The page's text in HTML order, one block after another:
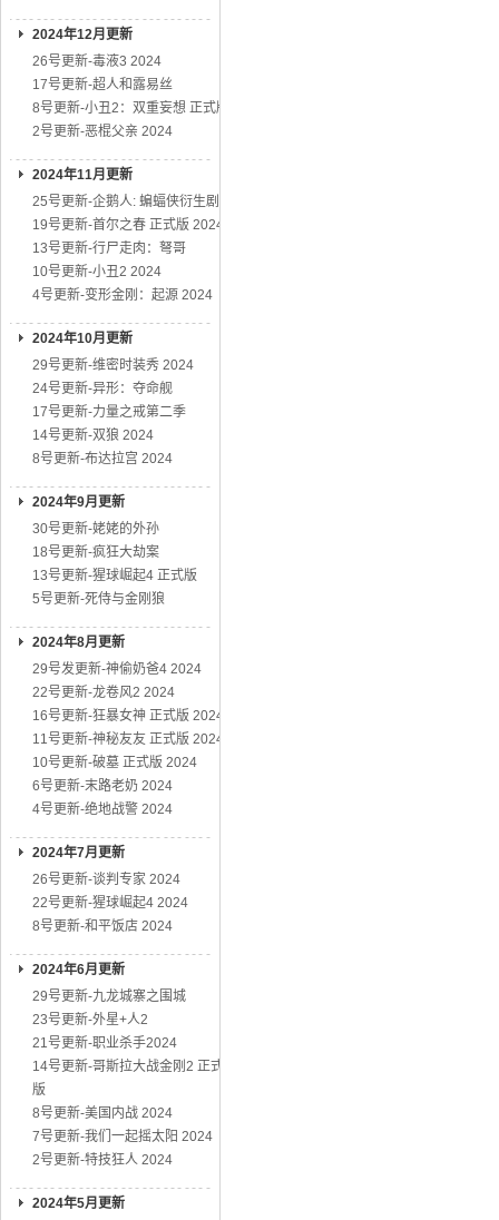
2024年12月更新
26号更新-毒液3 2024
17号更新-超人和露易丝
8号更新-小丑2：双重妄想 正式版
2号更新-恶棍父亲 2024
2024年11月更新
25号更新-企鹅人: 蝙蝠侠衍生剧
19号更新-首尔之春 正式版 2024
13号更新-行尸走肉：弩哥
10号更新-小丑2 2024
4号更新-变形金刚：起源 2024
2024年10月更新
29号更新-维密时装秀 2024
24号更新-异形：夺命舰
17号更新-力量之戒第二季
14号更新-双狼 2024
8号更新-布达拉宫 2024
2024年9月更新
30号更新-姥姥的外孙
18号更新-疯狂大劫案
13号更新-猩球崛起4 正式版
5号更新-死侍与金刚狼
2024年8月更新
29号发更新-神偷奶爸4 2024
22号更新-龙卷风2 2024
16号更新-狂暴女神 正式版 2024
11号更新-神秘友友 正式版 2024
10号更新-破墓 正式版 2024
6号更新-末路老奶 2024
4号更新-绝地战警 2024
2024年7月更新
26号更新-谈判专家 2024
22号更新-猩球崛起4 2024
8号更新-和平饭店 2024
2024年6月更新
29号更新-九龙城寨之围城
23号更新-外星+人2
21号更新-职业杀手2024
14号更新-哥斯拉大战金刚2 正式
版
8号更新-美国内战 2024
7号更新-我们一起摇太阳 2024
2号更新-特技狂人 2024
2024年5月更新